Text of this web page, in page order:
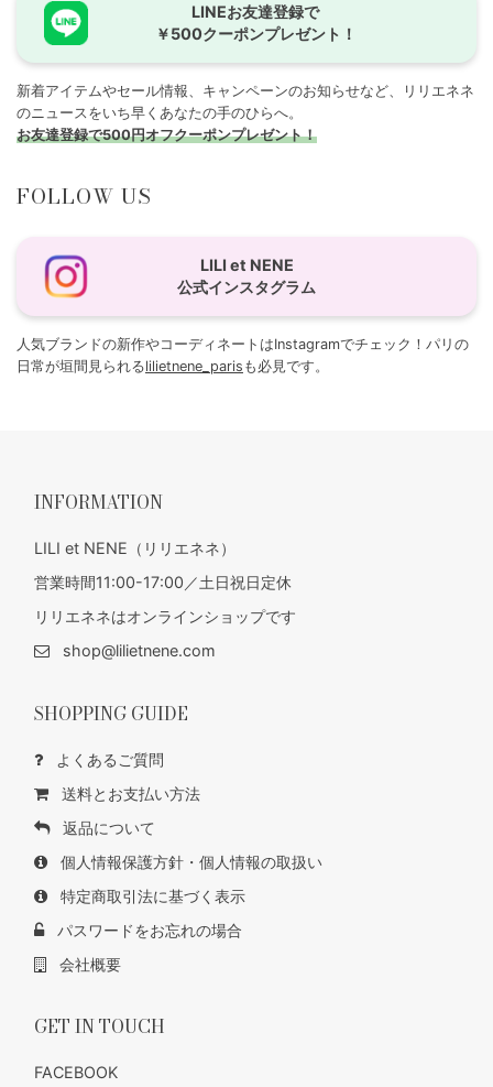
LINEお友達登録で
￥500クーポンプレゼント！
新着アイテムやセール情報、キャンペーンのお知らせなど、リリエネネ
のニュースをいち早くあなたの手のひらへ。
お友達登録で500円オフクーポンプレゼント！
FOLLOW US
LILI et NENE
公式インスタグラム
人気ブランドの新作やコーディネートはInstagramでチェック！パリの
日常が垣間見られるlilietnene_paris も必見です。
INFORMATION
LILI et NENE（リリエネネ）
営業時間11:00-17:00／土日祝日定休
リリエネネはオンラインショップです
shop@lilietnene.com
SHOPPING GUIDE
よくあるご質問
送料とお支払い方法
返品について
個人情報保護方針・個人情報の取扱い
特定商取引法に基づく表示
パスワードをお忘れの場合
会社概要
GET IN TOUCH
FACEBOOK